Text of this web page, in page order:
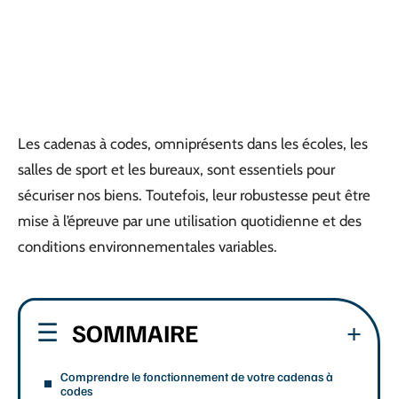
Les cadenas à codes, omniprésents dans les écoles, les
salles de sport et les bureaux, sont essentiels pour
sécuriser nos biens. Toutefois, leur robustesse peut être
mise à l’épreuve par une utilisation quotidienne et des
conditions environnementales variables.
SOMMAIRE
Comprendre le fonctionnement de votre cadenas à
codes